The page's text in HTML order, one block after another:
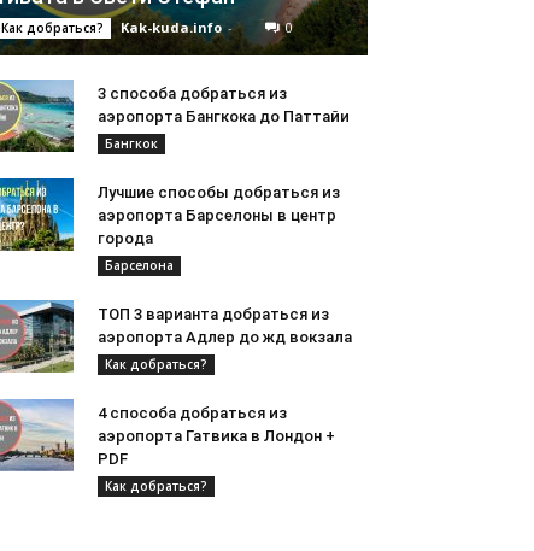
Как добраться? Kak-kuda.info - 0
3 способа добраться из
аэропорта Бангкока до Паттайи
Бангкок
Лучшие способы добраться из
аэропорта Барселоны в центр
города
Барселона
ТОП 3 варианта добраться из
аэропорта Адлер до жд вокзала
Как добраться?
4 способа добраться из
аэропорта Гатвика в Лондон +
PDF
Как добраться?